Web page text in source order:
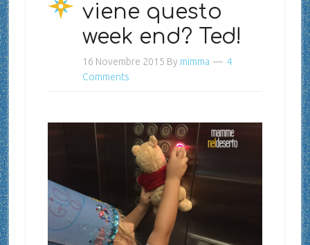
viene questo
week end? Ted!
16 Novembre 2015 By mimma
4
Comments